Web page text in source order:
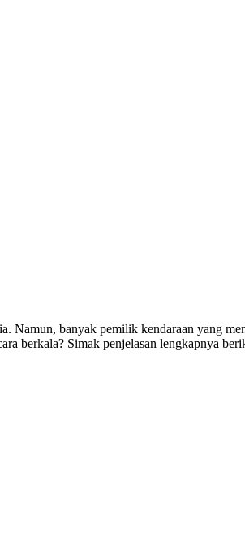
Namun, banyak pemilik kendaraan yang
berkala? Simak penjelasan lengkapnya